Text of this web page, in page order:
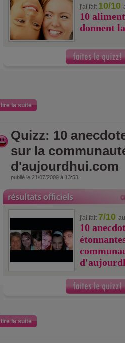
j'ai fait 10/10
10
donnent
lire la suite
Quizz: 10
sur la
d'aujourdhui.com
publié le 21/07/2009 à 13:53
j'ai fait 7/10
10
lire la suite